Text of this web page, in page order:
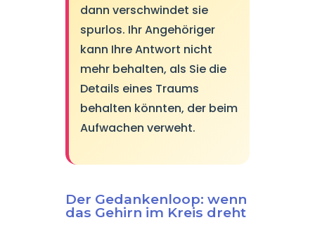
dann verschwindet sie
spurlos. Ihr Angehöriger
kann Ihre Antwort nicht
mehr behalten, als Sie die
Details eines Traums
behalten könnten, der beim
Aufwachen verweht.
Der Gedankenloop: wenn
das Gehirn im Kreis dreht